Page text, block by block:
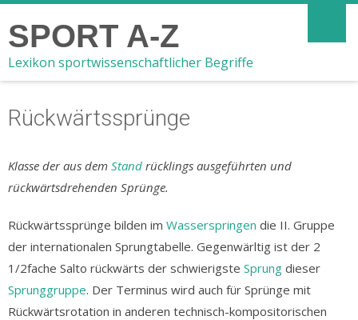
SPORT A-Z
Lexikon sportwissenschaftlicher Begriffe
Rückwärtssprünge
Klasse der aus dem Stand rücklings ausgeführten und
rückwärtsdrehenden Sprünge.
Rückwärtssprünge bilden im Wasserspringen die II. Gruppe
der internationalen Sprungtabelle. Gegenwärltig ist der 2
1/2fache Salto rückwärts der schwierigste Sprung dieser
Sprunggruppe. Der Terminus wird auch für Sprünge mit
Rückwärtsrotation in anderen technisch-kompositorischen